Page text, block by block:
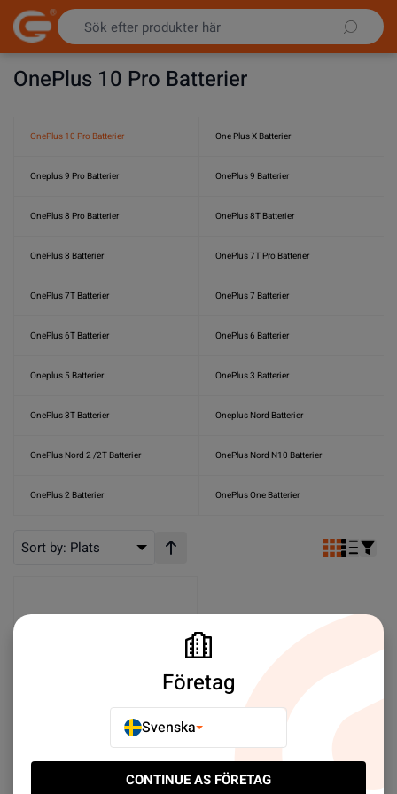
Hoppa till innehållet
OnePlus 10 Pro Batterier
OnePlus 10 Pro Batterier One Plus X Batterier
Oneplus 9 Pro Batterier OnePlus 9 Batterier
OnePlus 8 Pro Batterier OnePlus 8T Batterier
OnePlus 8 Batterier OnePlus 7T Pro Batterier
OnePlus 7T Batterier OnePlus 7 Batterier
OnePlus 6T Batterier OnePlus 6 Batterier
Oneplus 5 Batterier OnePlus 3 Batterier
OnePlus 3T Batterier Oneplus Nord Batterier
OnePlus Nord 2 /2T Batterier OnePlus Nord N10 Batterier
OnePlus 2 Batterier OnePlus One Batterier
Sort by: Plats Stigande ordning
OnePlus 10 Pro Batteri
Företag
Svenska
CONTINUE AS FÖRETAG